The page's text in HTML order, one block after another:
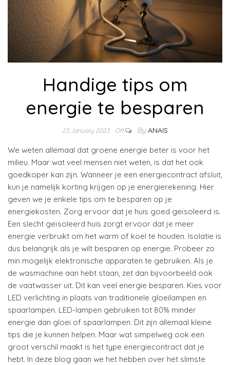
Handige tips om
energie te besparen
23 January 2023 Off By ANAIS
We weten allemaal dat groene energie beter is voor het
milieu. Maar wat veel mensen niet weten, is dat het ook
goedkoper kan zijn. Wanneer je een energiecontract afsluit,
kun je namelijk korting krijgen op je energierekening. Hier
geven we je enkele tips om te besparen op je
energiekosten. Zorg ervoor dat je huis goed geïsoleerd is.
Een slecht geïsoleerd huis zorgt ervoor dat je meer
energie verbruikt om het warm of koel te houden. Isolatie is
dus belangrijk als je wilt besparen op energie. Probeer zo
min mogelijk elektronische apparaten te gebruiken. Als je
de wasmachine aan hebt staan, zet dan bijvoorbeeld ook
de vaatwasser uit. Dit kan veel energie besparen. Kies voor
LED verlichting in plaats van traditionele gloeilampen en
spaarlampen. LED-lampen gebruiken tot 80% minder
energie dan gloei of spaarlampen. Dit zijn allemaal kleine
tips die je kunnen helpen. Maar wat simpelweg ook een
groot verschil maakt is het type energiecontract dat je
hebt. In deze blog gaan we het hebben over het slimste